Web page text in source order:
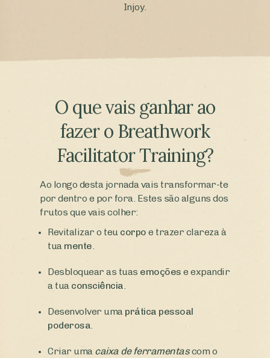
Injoy.
O que vais ganhar ao
fazer o Breathwork
Facilitator Training?
Ao longo desta jornada vais transformar-te
por dentro e por fora. Estes são alguns dos
frutos que vais colher:
Revitalizar o teu corpoe trazer clareza à
tua mente.
Desbloquear as tuas emoçõese expandir
a tua consciência.
Desenvolver uma prática pessoal
poderosa.
Criar uma caixa de ferramentascom o